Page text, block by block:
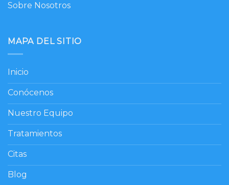
Sobre Nosotros
MAPA DEL SITIO
Inicio
Conócenos
Nuestro Equipo
Tratamientos
Citas
Blog